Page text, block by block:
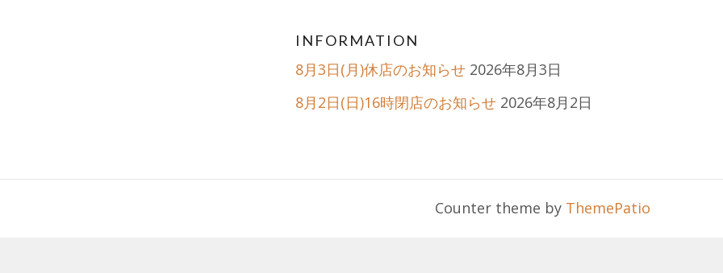
INFORMATION
8月3日(月)休店のお知らせ 2026年8月3日
8月2日(日)16時閉店のお知らせ 2026年8月2日
Counter theme by ThemePatio